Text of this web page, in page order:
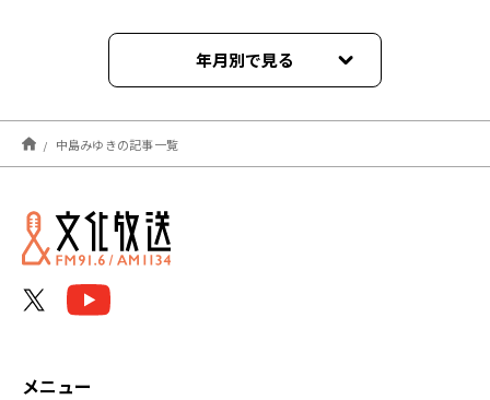
年月別で見る
2024年10月
2023年09月
中島みゆきの記事一覧
メニュー